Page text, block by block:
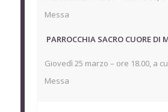
Messa
PARROCCHIA SACRO CUORE DI
Giovedì 25 marzo – ore 18.00, a
Messa